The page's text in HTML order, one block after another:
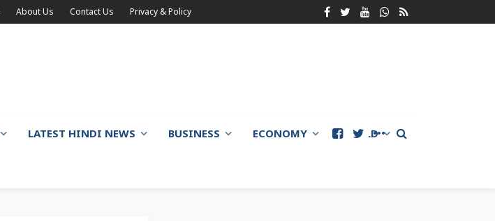
About Us Contact Us Privacy & Policy
LATEST HINDI NEWS BUSINESS ECONOMY WORLD